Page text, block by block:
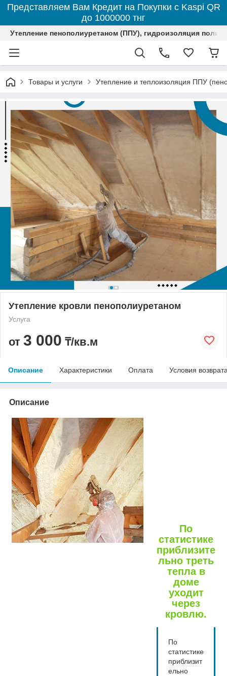
Представляем Вам Кредит на Покупки с Kaspi QR
до 1000000 тнг
Утепление пенополиуретаном (ППУ), гидроизоляция
Товары и услуги Утепление и теплоизоляция ППУ
Утепление кровли пенополиуретаном
Услуга
от 3 000 ₸/кв.м
Описание Характеристики Оплата Условия
Описание
По
статистике
приблизите
льно треть
тепла в
доме
уходит
через
кровлю.
По
статистике
приблизит
ельно